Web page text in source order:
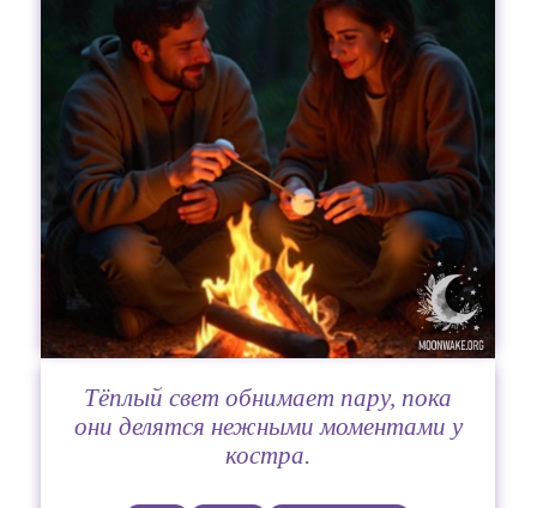
Тёплый свет обнимает пару, пока
они делятся нежными моментами у
костра.